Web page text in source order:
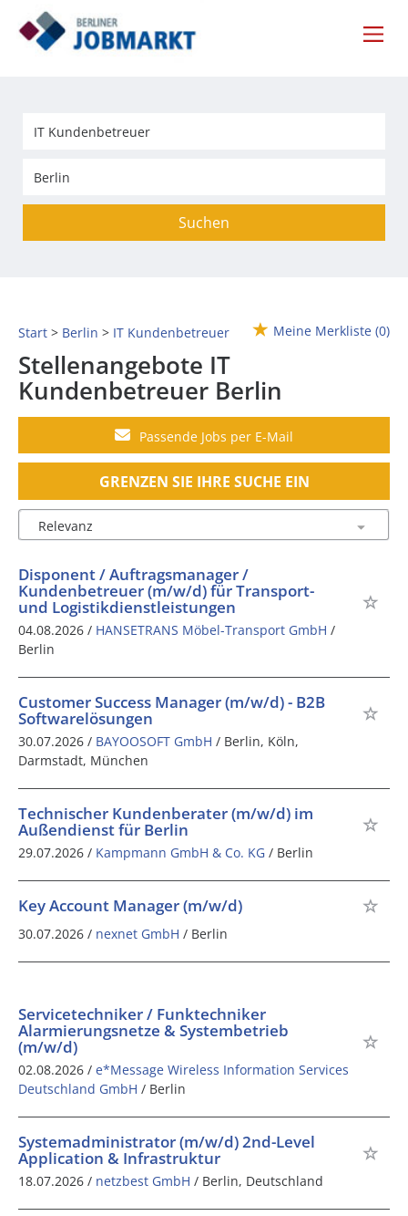
Suchen
Start Berlin IT Kundenbetreuer Meine Merkliste (0)
Stellenangebote IT
Kundenbetreuer Berlin
Passende Jobs per E-Mail
GRENZEN SIE IHRE SUCHE EIN
Disponent / Auftragsmanager /
Kundenbetreuer (m/w/d) für Transport-
und Logistikdienstleistungen
04.08.2026 / HANSETRANS Möbel-Transport GmbH /
Berlin
Customer Success Manager (m/w/d) - B2B
Softwarelösungen
30.07.2026 / BAYOOSOFT GmbH / Berlin, Köln,
Darmstadt, München
Technischer Kundenberater (m/w/d) im
Außendienst für Berlin
29.07.2026 / Kampmann GmbH & Co. KG / Berlin
Key Account Manager (m/w/d)
30.07.2026 / nexnet GmbH / Berlin
Servicetechniker / Funktechniker
Alarmierungsnetze & Systembetrieb
(m/w/d)
02.08.2026 / e*Message Wireless Information Services
Deutschland GmbH / Berlin
Systemadministrator (m/w/d) 2nd-Level
Application & Infrastruktur
18.07.2026 / netzbest GmbH / Berlin, Deutschland